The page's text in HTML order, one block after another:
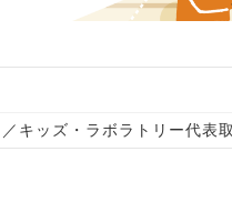
キッズ・ラボラトリー代表